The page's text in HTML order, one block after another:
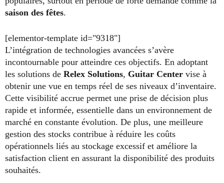
saison des fêtes.
[elementor-template id="9318"]
L’intégration de technologies avancées s’avère
incontournable pour atteindre ces objectifs. En adoptant
les solutions de Relex Solutions, Guitar Center vise à
obtenir une vue en temps réel de ses niveaux d’inventaire.
Cette visibilité accrue permet une prise de décision plus
rapide et informée, essentielle dans un environnement de
marché en constante évolution. De plus, une meilleure
gestion des stocks contribue à réduire les coûts
opérationnels liés au stockage excessif et améliore la
satisfaction client en assurant la disponibilité des produits
souhaités.